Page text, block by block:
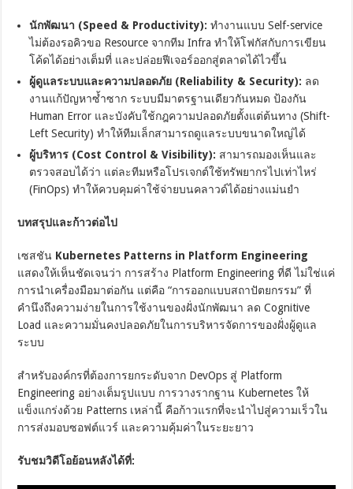
นักพัฒนา (Speed & Productivity): ทำงานแบบ Self-service
ไม่ต้องรอคิวขอ Resource จากทีม Infra ทำให้โฟกัสกับการเขียน
โค้ดได้อย่างเต็มที่ และปล่อยฟีเจอร์ออกสู่ตลาดได้ไวขึ้น
ผู้ดูแลระบบและความปลอดภัย (Reliability & Security): ลด
งานแก้ปัญหาซ้ำซาก ระบบมีมาตรฐานเดียวกันหมด ป้องกัน
Human Error และบังคับใช้กฎความปลอดภัยตั้งแต่ต้นทาง (Shift-
Left Security) ทำให้ทีมเล็กสามารถดูแลระบบขนาดใหญ่ได้
ผู้บริหาร (Cost Control & Visibility): สามารถมองเห็นและ
ตรวจสอบได้ว่า แต่ละทีมหรือโปรเจกต์ใช้ทรัพยากรไปเท่าไหร่
(FinOps) ทำให้ควบคุมค่าใช้จ่ายบนคลาวด์ได้อย่างแม่นยำ
บทสรุปและก้าวต่อไป
เซสชัน Kubernetes Patterns in Platform Engineering
แสดงให้เห็นชัดเจนว่า การสร้าง Platform Engineering ที่ดี ไม่ใช่แค่
การนำเครื่องมือมาต่อกัน แต่คือ “การออกแบบสถาปัตยกรรม” ที่
คำนึงถึงความง่ายในการใช้งานของฝั่งนักพัฒนา ลด Cognitive
Load และความมั่นคงปลอดภัยในการบริหารจัดการของฝั่งผู้ดูแล
ระบบ
สำหรับองค์กรที่ต้องการยกระดับจาก DevOps สู่ Platform
Engineering อย่างเต็มรูปแบบ การวางรากฐาน Kubernetes ให้
แข็งแกร่งด้วย Patterns เหล่านี้ คือก้าวแรกที่จะนำไปสู่ความเร็วใน
การส่งมอบซอฟต์แวร์ และความคุ้มค่าในระยะยาว
รับชมวิดีโอย้อนหลังได้ที่: